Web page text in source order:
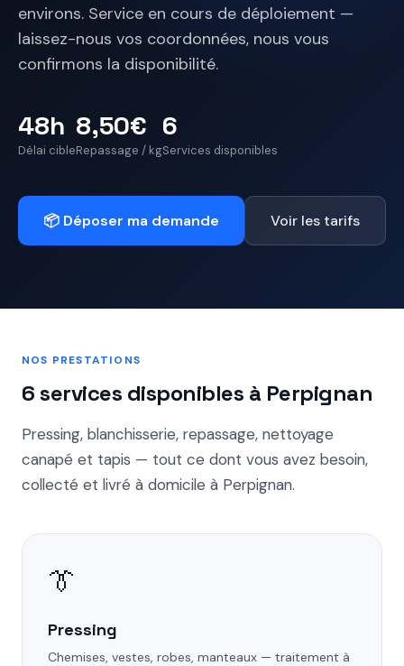
environs. Service en cours de déploiement —
laissez-nous vos coordonnées, nous vous
confirmons la disponibilité.
48h
Délai cible
8,50€
Repassage / kg
6
Services disponibles
📦 Déposer ma demande Voir les tarifs
NOS PRESTATIONS
6 services disponibles à Perpignan
Pressing, blanchisserie, repassage, nettoyage
canapé et tapis — tout ce dont vous avez besoin,
collecté et livré à domicile à Perpignan.
👔
Pressing
Chemises, vestes, robes, manteaux — traitement à